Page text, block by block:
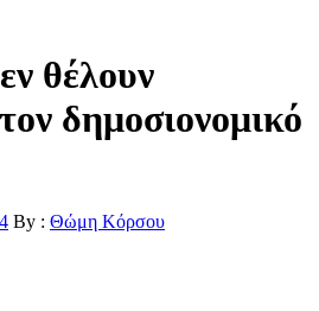
θέλουν
δημοσιονομικό
By : Θώμη Κόρσου